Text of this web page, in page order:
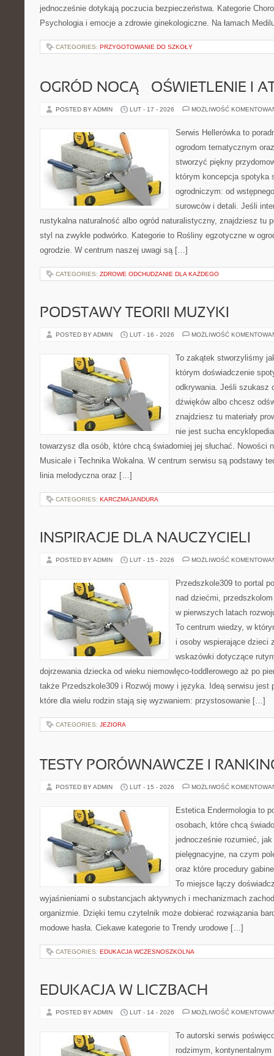
jednocześnie dotykają poczucia bezpieczeństwa. Kategorie
Psychologia i emocje a zdrowie ginekologiczne. Na łamach
CATEGORIES: PRZYGOTOWANIE DO SZKOŁY
OGRÓD NOCĄ – OŚWIETLENIE I
POSTED BY ADMIN LUT - 17 - 2026 MOŻLIWOŚĆ
Serwis Hellerówka to
ogrodom tematycznym
stworzyć piękny
którym koncepcja spotyka
ogrodniczym: od
surowców i detali. Jeśli
rustykalna naturalność albo ogród naturalistyczny, znajdziesz tu
styl na zwykłe podwórko. Kategorie to Rośliny egzotyczne w
ogrodzie. W centrum naszej uwagi są […]
CATEGORIES: ZDROWE ODCHUDZANIE DLA KAŻDEGO
PODSTAWY TEORII MUZYKI
POSTED BY ADMIN LUT - 16 - 2026 MOŻLIWOŚĆ
To zakątek stworzyliśmy
którym doświadczenie
odkrywania. Jeśli szukasz
dźwięków albo chcesz
znajdziesz tu materiały
nie jest sucha
towarzysz dla osób, które chcą świadomiej jej słuchać. Nowości
Musicale i Technika Wokalna. W centrum serwisu są podstawy
linia melodyczna oraz […]
CATEGORIES: KARCZMAJANDURA
INSPIRACJE DLA NAUCZYCIELI
POSTED BY ADMIN LUT - 15 - 2026 MOŻLIWOŚĆ
Przedszkole309 to portal
nad dziećmi,
w pierwszych latach
To centrum wiedzy, w
i osoby wspierające dzieci
wskazówki dotyczące
dojrzewania dziecka od wieku niemowlęco-toddlerowego aż po
także Przedszkole309 i Rozwój mowy i języka. Ideą serwisu jest
które dla wielu rodzin stają się wyzwaniem: przystosowanie […]
CATEGORIES: JEZIORA
TESTY PORÓWNAWCZE I
POSTED BY ADMIN LUT - 15 - 2026 MOŻLIWOŚĆ
Estetica Endermologia to
osobach, które chcą
jednocześnie rozumieć, jak
pielęgnacyjne, na czym
oraz które procedury
To miejsce łączy
wyjaśnieniami o substancjach aktywnych i mechanizmach
organizmie. Dzięki temu czytelnik może dobierać rozwiązania
modowe hasła. Ciekawe kategorie to Trendy urodowe […]
CATEGORIES: EDUKACJA WCZESNOSZKOLNA
EDUKACJA W LICZBACH
POSTED BY ADMIN LUT - 14 - 2026 MOŻLIWOŚĆ
To autorski serwis
rodzimym,